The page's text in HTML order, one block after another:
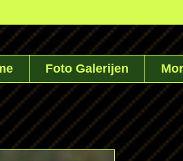
Foto Galerijen